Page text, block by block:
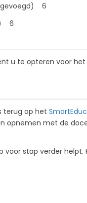
6
6
u te opteren voor
terug op het
opnemen met de
stap verder helpt.